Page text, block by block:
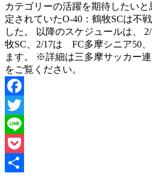
カテゴリーの活躍を期待したい
定されていたO-40：鶴牧SCは不
した。 以降のスケジュールは、
牧SC、2/17は FC多摩シニア50
ます。 ※詳細は三多摩サッカー連
をご覧ください。
Facebook
Twitter
Line
Pocket